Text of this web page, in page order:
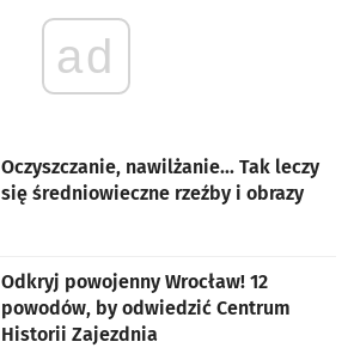
ad
Oczyszczanie, nawilżanie... Tak leczy
się średniowieczne rzeźby i obrazy
Odkryj powojenny Wrocław! 12
powodów, by odwiedzić Centrum
Historii Zajezdnia